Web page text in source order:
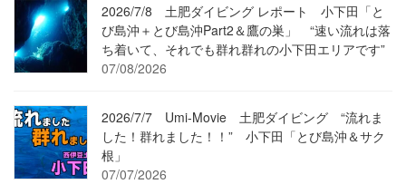
2026/7/8 土肥ダイビング レポート 小下田「と
び島沖＋とび島沖Part2＆鷹の巣」 “速い流れは落
ち着いて、それでも群れ群れの小下田エリアです”
07/08/2026
2026/7/7 Umi-Movie 土肥ダイビング “流れま
した！群れました！！” 小下田「とび島沖＆サク
根」
07/07/2026